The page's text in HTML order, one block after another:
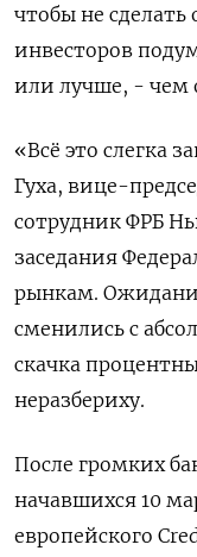
чтобы не
инвесторов
или лучше, - чем
«Всё это слегка
Гуха, вице-
сотрудник ФРБ
заседания
рынкам.
сменились с
скачка
неразбериху.
После громких
начавшихся 10
европейского